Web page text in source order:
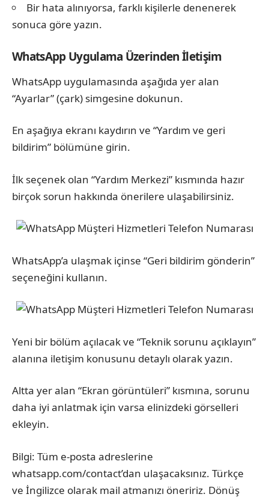
Bir hata alınıyorsa, farklı kişilerle denenerek
sonuca göre yazın.
WhatsApp Uygulama Üzerinden İletişim
WhatsApp uygulamasında aşağıda yer alan
“Ayarlar” (çark) simgesine dokunun.
En aşağıya ekranı kaydırın ve “Yardım ve geri
bildirim” bölümüne girin.
İlk seçenek olan “Yardım Merkezi” kısmında hazır
birçok sorun hakkında önerilere ulaşabilirsiniz.
WhatsApp’a ulaşmak içinse “Geri bildirim gönderin”
seçeneğini kullanın.
Yeni bir bölüm açılacak ve “Teknik sorunu açıklayın”
alanına iletişim konusunu detaylı olarak yazın.
Altta yer alan “Ekran görüntüleri” kısmına, sorunu
daha iyi anlatmak için varsa elinizdeki görselleri
ekleyin.
Bilgi: Tüm e-posta adreslerine
whatsapp.com/contact’dan ulaşacaksınız. Türkçe
ve İngilizce olarak mail atmanızı öneririz. Dönüş